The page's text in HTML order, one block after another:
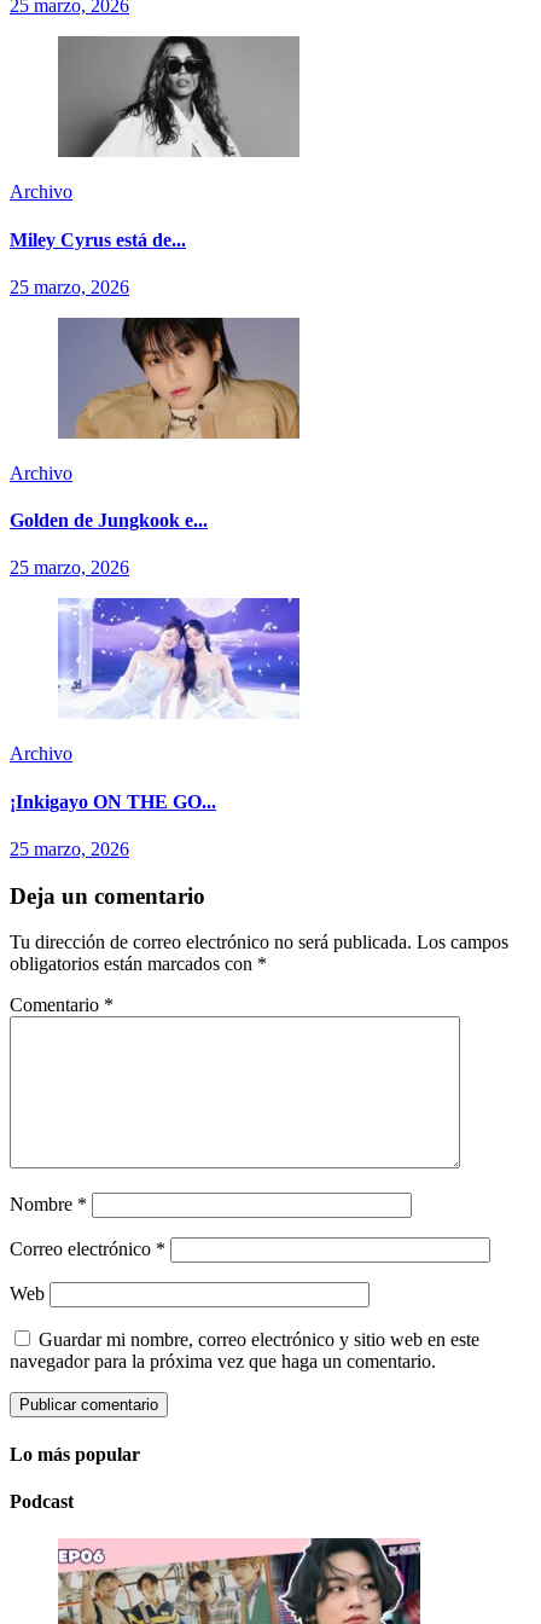
25 marzo, 2026
Archivo
Miley Cyrus está de...
25 marzo, 2026
Archivo
Golden de Jungkook e...
25 marzo, 2026
Archivo
¡Inkigayo ON THE GO...
25 marzo, 2026
Deja un comentario
Tu dirección de correo electrónico no será publicada. Los campos
obligatorios están marcados con *
Comentario *
Nombre *
Correo electrónico *
Web
Guardar mi nombre, correo electrónico y sitio web en este
navegador para la próxima vez que haga un comentario.
Lo más popular
Podcast